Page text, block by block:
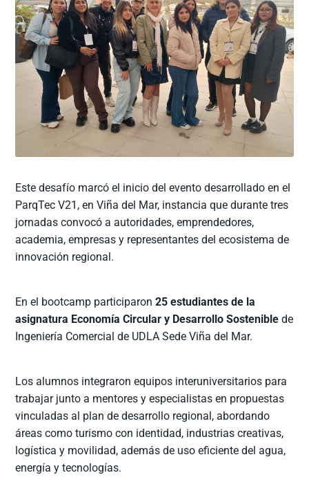
Este desafío marcó el inicio del evento desarrollado en el
ParqTec V21, en Viña del Mar, instancia que durante tres
jornadas convocó a autoridades, emprendedores,
academia, empresas y representantes del ecosistema de
innovación regional.
En el bootcamp participaron25 estudiantes de la
asignatura Economía Circular y Desarrollo Sostenible de
Ingeniería Comercial de UDLA Sede Viña del Mar.
Los alumnos integraron equipos interuniversitarios para
trabajar junto a mentores y especialistas en propuestas
vinculadas al plan de desarrollo regional, abordando
áreas como turismo con identidad, industrias creativas,
logística y movilidad, además de uso eficiente del agua,
energía y tecnologías.